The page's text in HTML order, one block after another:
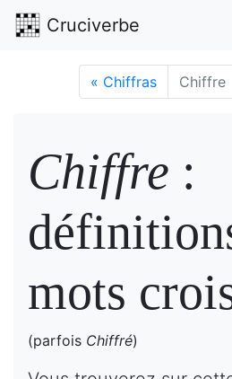
Cruciverbe
« Chiffras Chiffre
Chiffre :
mots
(parfois Chiffré)